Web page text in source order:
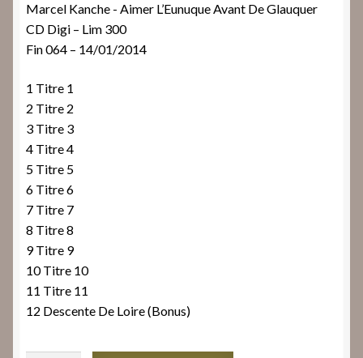
Marcel Kanche ‎- Aimer L’Eunuque Avant De Glauquer
CD Digi – Lim 300
Fin 064 – 14/01/2014
1 Titre 1
2 Titre 2
3 Titre 3
4 Titre 4
5 Titre 5
6 Titre 6
7 Titre 7
8 Titre 8
9 Titre 9
10 Titre 10
11 Titre 11
12 Descente De Loire (Bonus)